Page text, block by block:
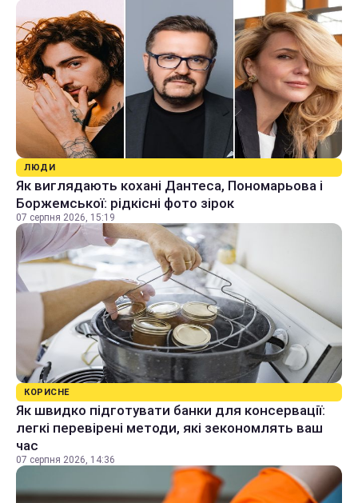
ЛЮДИ
Як виглядають кохані Дантеса, Пономарьова і
Боржемської: рідкісні фото зірок
07 серпня 2026, 15:19
КОРИСНЕ
Як швидко підготувати банки для консервації:
легкі перевірені методи, які зекономлять ваш
час
07 серпня 2026, 14:36